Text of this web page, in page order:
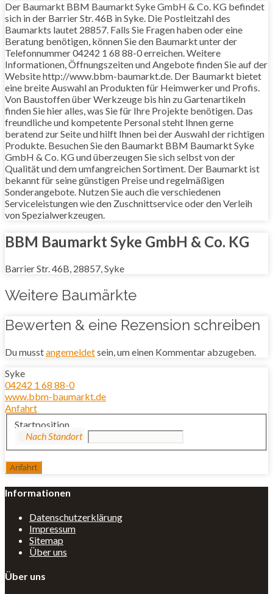
Der Baumarkt BBM Baumarkt Syke GmbH & Co. KG befindet
sich in der Barrier Str. 46B in Syke. Die Postleitzahl des
Baumarkts lautet 28857. Falls Sie Fragen haben oder eine
Beratung benötigen, können Sie den Baumarkt unter der
Telefonnummer 04242 1 68 88-0 erreichen. Weitere
Informationen, Öffnungszeiten und Angebote finden Sie auf der
Website http://www.bbm-baumarkt.de. Der Baumarkt bietet
eine breite Auswahl an Produkten für Heimwerker und Profis.
Von Baustoffen über Werkzeuge bis hin zu Gartenartikeln
finden Sie hier alles, was Sie für Ihre Projekte benötigen. Das
freundliche und kompetente Personal steht Ihnen gerne
beratend zur Seite und hilft Ihnen bei der Auswahl der richtigen
Produkte. Besuchen Sie den Baumarkt BBM Baumarkt Syke
GmbH & Co. KG und überzeugen Sie sich selbst von der
Qualität und dem umfangreichen Sortiment. Der Baumarkt ist
bekannt für seine günstigen Preise und regelmäßigen
Sonderangebote. Nutzen Sie auch die verschiedenen
Serviceleistungen wie den Zuschnittservice oder den Verleih
von Spezialwerkzeugen.
BBM Baumarkt Syke GmbH & Co. KG
Barrier Str. 46B, 28857, Syke
Weitere Baumärkte
Bewerten & eine Rezension schreiben
Du musstangemeldetsein, um einen Kommentar abzugeben.
Syke
04242 1 68 88-0
www.bbm-baumarkt.de
Anfahrt
Startposition
Informationen
Datenschutzerklärung
Impressum
Sitemap
Über uns
Über uns